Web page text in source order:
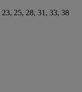
25, 28, 31, 33, 38